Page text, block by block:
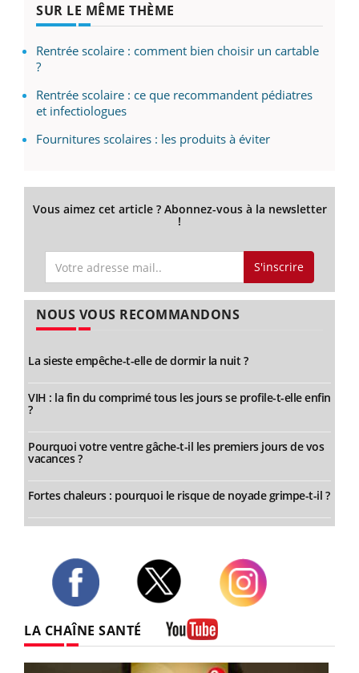
SUR LE MÊME THÈME
Rentrée scolaire : comment bien choisir un cartable
?
Rentrée scolaire : ce que recommandent pédiatres
et infectiologues
Fournitures scolaires : les produits à éviter
Vous aimez cet article ? Abonnez-vous à la newsletter
!
S'inscrire
NOUS VOUS RECOMMANDONS
La sieste empêche-t-elle de dormir la nuit ?
VIH : la fin du comprimé tous les jours se profile-t-elle enfin
?
Pourquoi votre ventre gâche-t-il les premiers jours de vos
vacances ?
Fortes chaleurs : pourquoi le risque de noyade grimpe-t-il ?
LA CHAÎNE SANTÉ